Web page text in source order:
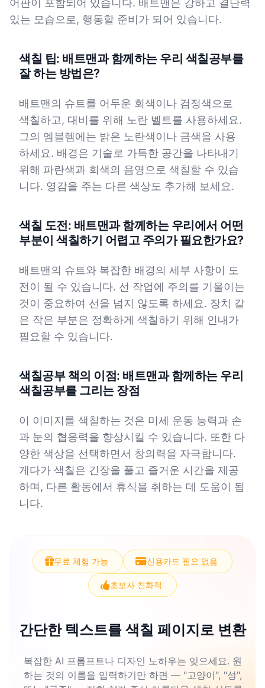
어판이 포함되어 있습니다. 배트맨은 강하고 결단력
있는 모습으로, 행동할 준비가 되어 있습니다.
색칠 팁: 배트맨과 함께하는 우리 색칠공부를
잘 하는 방법은?
배트맨의 슈트를 어두운 회색이나 검정색으로
색칠하고, 대비를 위해 노란 벨트를 사용하세요.
그의 엠블렘에는 밝은 노란색이나 금색을 사용
하세요. 배경은 기술로 가득한 공간을 나타내기
위해 파란색과 회색의 음영으로 색칠할 수 있습
니다. 영감을 주는 다른 색상도 추가해 보세요.
색칠 도전: 배트맨과 함께하는 우리에서 어떤
부분이 색칠하기 어렵고 주의가 필요한가요?
배트맨의 슈트와 복잡한 배경의 세부 사항이 도
전이 될 수 있습니다. 선 작업에 주의를 기울이는
것이 중요하여 선을 넘지 않도록 하세요. 장치 같
은 작은 부분은 정확하게 색칠하기 위해 인내가
필요할 수 있습니다.
색칠공부 책의 이점: 배트맨과 함께하는 우리
색칠공부를 그리는 장점
이 이미지를 색칠하는 것은 미세 운동 능력과 손
과 눈의 협응력을 향상시킬 수 있습니다. 또한 다
양한 색상을 선택하면서 창의력을 자극합니다.
게다가 색칠은 긴장을 풀고 즐거운 시간을 제공
하며, 다른 활동에서 휴식을 취하는 데 도움이 됩
니다.
무료 체험 가능 신용카드 필요 없음
초보자 친화적
간단한 텍스트를 색칠 페이지로 변환
복잡한 AI 프롬프트나 디자인 노하우는 잊으세요. 원
하는 것의 이름을 입력하기만 하면 — "고양이", "성",